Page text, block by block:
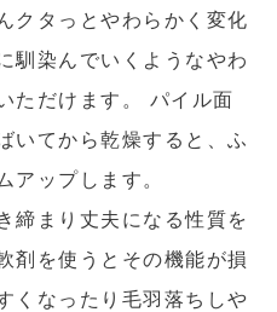
クタっとやわらかく変化
馴染んでいくようなやわ
ただけます。 パイル面
いてから乾燥すると、ふ
アップします。
締まり丈夫になる性質を
剤を使うとその機能が損
くなったり毛羽落ちしや